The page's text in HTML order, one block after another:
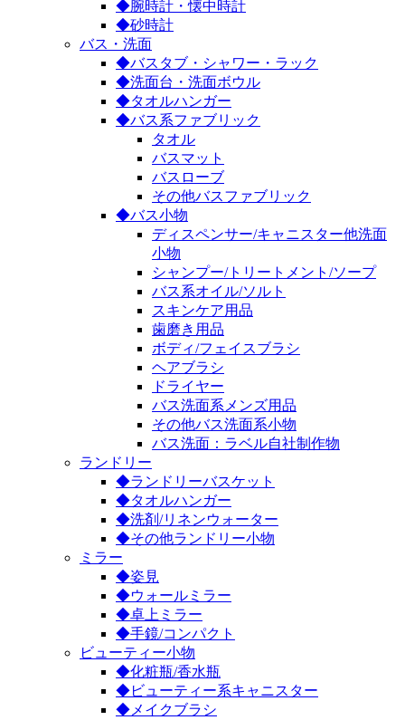
◆腕時計・懐中時計
◆砂時計
バス・洗面
◆バスタブ・シャワー・ラック
◆洗面台・洗面ボウル
◆タオルハンガー
◆バス系ファブリック
タオル
バスマット
バスローブ
その他バスファブリック
◆バス小物
ディスペンサー/キャニスター他洗面
小物
シャンプー/トリートメント/ソープ
バス系オイル/ソルト
スキンケア用品
歯磨き用品
ボディ/フェイスブラシ
ヘアブラシ
ドライヤー
バス洗面系メンズ用品
その他バス洗面系小物
バス洗面：ラベル自社制作物
ランドリー
◆ランドリーバスケット
◆タオルハンガー
◆洗剤/リネンウォーター
◆その他ランドリー小物
ミラー
◆姿見
◆ウォールミラー
◆卓上ミラー
◆手鏡/コンパクト
ビューティー小物
◆化粧瓶/香水瓶
◆ビューティー系キャニスター
◆メイクブラシ